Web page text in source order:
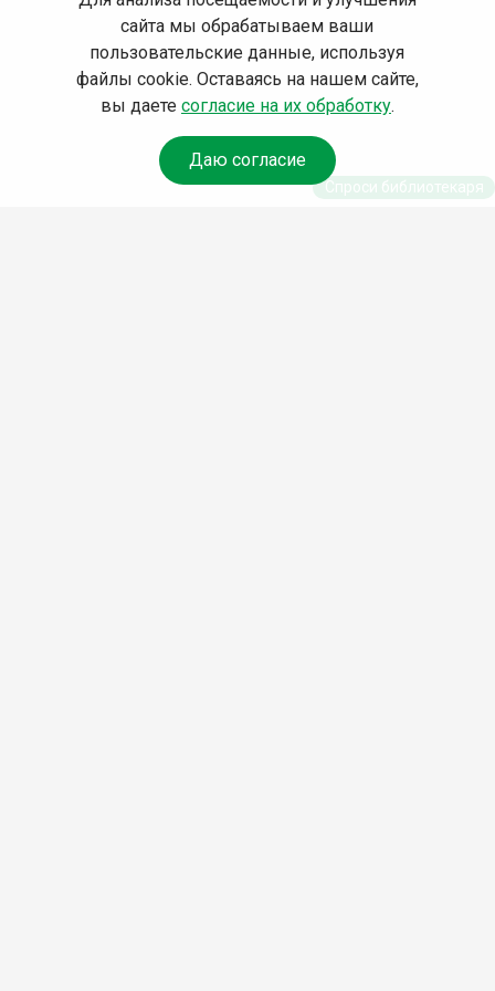
сайта мы обрабатываем ваши
пользовательские данные, используя
файлы cookie. Оставаясь на нашем сайте,
вы даете согласие на их обработку.
Даю согласие
Спроси библиотекаря